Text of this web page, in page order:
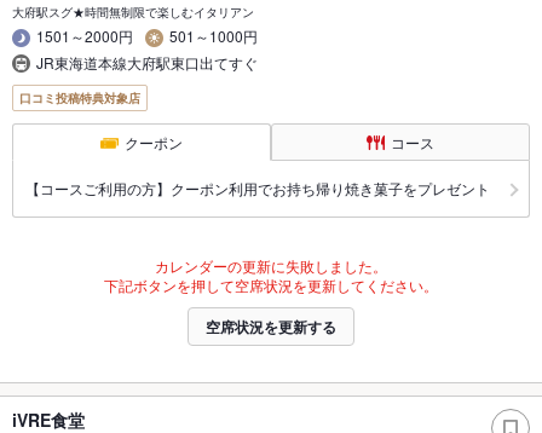
大府駅スグ★時間無制限で楽しむイタリアン
1501～2000円
501～1000円
JR東海道本線大府駅東口出てすぐ
口コミ投稿特典対象店
クーポン コース
【コースご利用の方】クーポン利用でお持ち帰り焼き菓子をプレゼント
カレンダーの更新に失敗しました。
下記ボタンを押して空席状況を更新してください。
空席状況を更新する
iVRE食堂